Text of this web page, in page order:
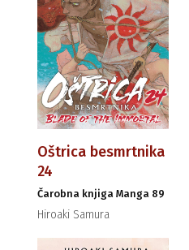
Oštrica besmrtnika
24
Čarobna knjiga Manga 89
Hiroaki Samura